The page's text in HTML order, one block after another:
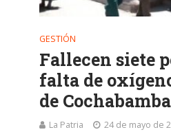
GESTIÓN
Fallecen siete
falta de
de Cochabamba
La Patria 24 de mayo de